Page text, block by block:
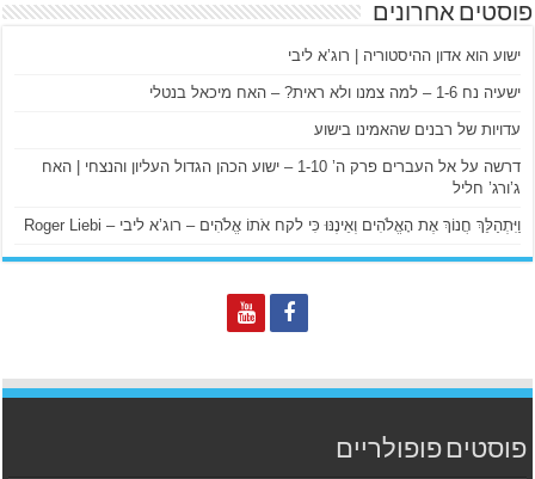
פוסטים אחרונים
ישוע הוא אדון ההיסטוריה | רוג’א ליבי
ישעיה נח 1-6 – למה צמנו ולא ראית? – האח מיכאל בנטלי
עדויות של רבנים שהאמינו בישוע
דרשה על אל העברים פרק ה’ 1-10 – ישוע הכהן הגדול העליון והנצחי | האח
ג’ורג’ חליל
וַיִּתְהַלֵּךְ חֲנוֹךְ אֶת הָאֱלֹהִים וְאֵינֶנּוּ כִּי לקח אֹתוֹ אֱלֹהִים – רוג’א ליבי – Roger Liebi
פוסטים פופולריים